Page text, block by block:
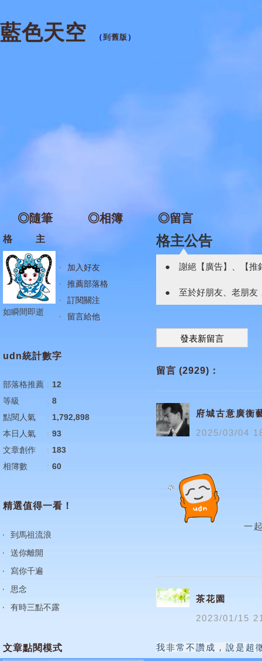
藍色天空 （到舊版 ）
◎隨筆 ◎相簿 ◎留言
格主公告
● 謝絕【廣告】、【推
● 至於好朋友、老朋友
發表新留言
留言 (2929)：
府城古意廣衡
2025/03/04
一
茶花園
2023/01 /15
我非常不讚成，說是超
格 主
加入好友
推薦部落格
訂閱關注
留言給他
如瞬間即逝
udn統計數字
部落格推薦 ： 12
等級
： 8
點閱人氣
： 1,792,898
本日人氣
： 93
文章創作
： 183
相簿數
： 60
精選值得一看！
到馬祖流浪
送你離開
寫你千遍
思念
有時三點不露
文章點閱模式